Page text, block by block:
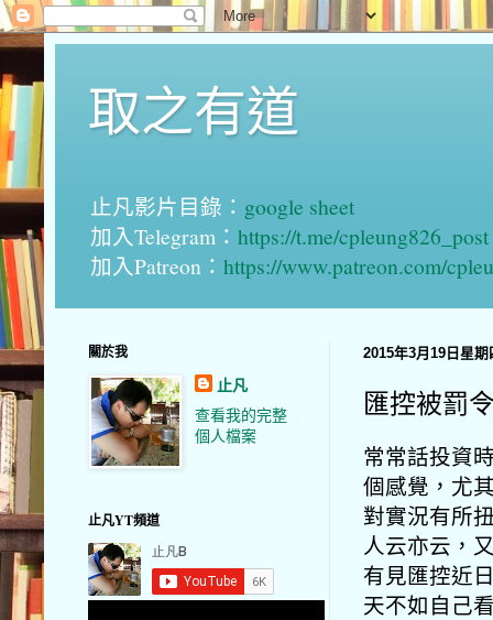
取之有道
止凡影片目錄： google sheet
加入Telegram： https://t.me/cpleung826_post
加入Patreon： https://www.patreon.com/
2015年3月19日星期
匯控被罰
常常話投資
個感覺， 尤
對實況有所
人云亦云，
有見匯控近
天不如自己
關於我
止凡
查看我的完整
個人檔案
止凡YT頻道